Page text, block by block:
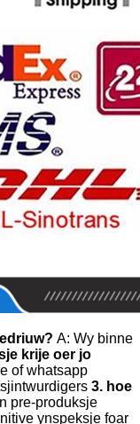
A: Wy binne
krije oer jo
of whatsapp
3. hoe
pre-produksje
ynspeksje foar